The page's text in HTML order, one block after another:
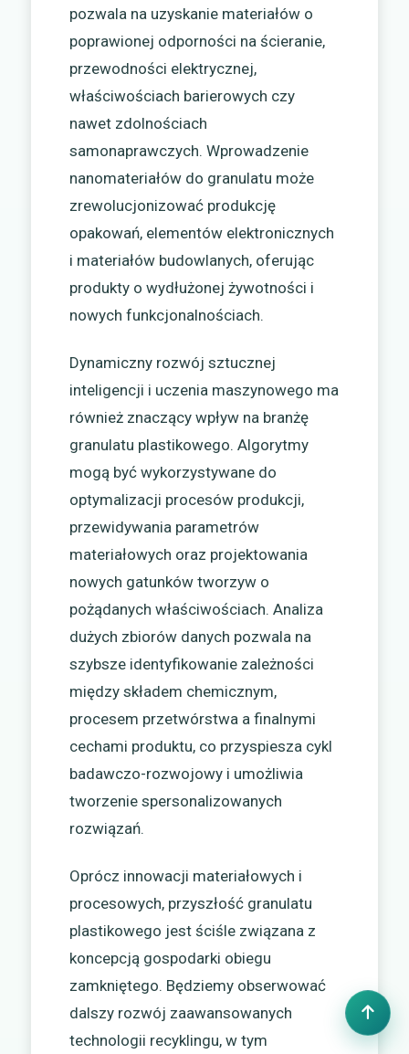
pozwala na uzyskanie materiałów o
poprawionej odporności na ścieranie,
przewodności elektrycznej,
właściwościach barierowych czy
nawet zdolnościach
samonaprawczych. Wprowadzenie
nanomateriałów do granulatu może
zrewolucjonizować produkcję
opakowań, elementów elektronicznych
i materiałów budowlanych, oferując
produkty o wydłużonej żywotności i
nowych funkcjonalnościach.
Dynamiczny rozwój sztucznej
inteligencji i uczenia maszynowego ma
również znaczący wpływ na branżę
granulatu plastikowego. Algorytmy
mogą być wykorzystywane do
optymalizacji procesów produkcji,
przewidywania parametrów
materiałowych oraz projektowania
nowych gatunków tworzyw o
pożądanych właściwościach. Analiza
dużych zbiorów danych pozwala na
szybsze identyfikowanie zależności
między składem chemicznym,
procesem przetwórstwa a finalnymi
cechami produktu, co przyspiesza cykl
badawczo-rozwojowy i umożliwia
tworzenie spersonalizowanych
rozwiązań.
Oprócz innowacji materiałowych i
procesowych, przyszłość granulatu
plastikowego jest ściśle związana z
koncepcją gospodarki obiegu
zamkniętego. Będziemy obserwować
dalszy rozwój zaawansowanych
technologii recyklingu, w tym